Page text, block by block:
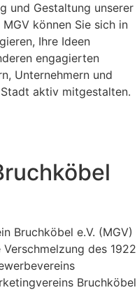
und Gestaltung unserer
können Sie sich in
Ihre Ideen
engagierten
Unternehmern und
aktiv mitgestalten.
Bruchköbel e.V. (MGV)
des 1922
Bruchköbel